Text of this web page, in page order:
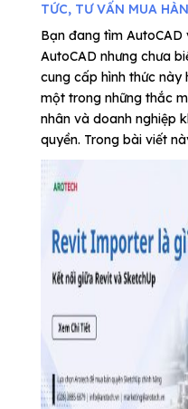
TỨC, TƯ VẤN MUA
Bạn đang tìm
AutoCAD nhưng chưa
cung cấp hình thức này
một trong những thắc
nhân và doanh nghiệp
quyền. Trong bài viết